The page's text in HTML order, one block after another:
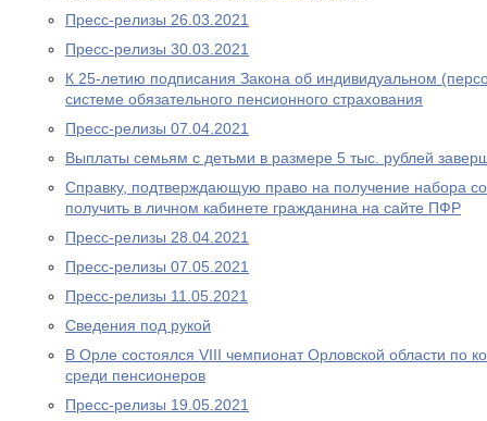
Пресс-релизы 26.03.2021
Пресс-релизы 30.03.2021
К 25-летию подписания Закона об индивидуальном
системе обязательного пенсионного страхования
Пресс-релизы 07.04.2021
Выплаты семьям с детьми в размере 5 тыс. рублей
Справку, подтверждающую право на получение набора
получить в личном кабинете гражданина на сайте ПФР
Пресс-релизы 28.04.2021
Пресс-релизы 07.05.2021
Пресс-релизы 11.05.2021
Сведения под рукой
В Орле состоялся VIII чемпионат Орловской области по
среди пенсионеров
Пресс-релизы 19.05.2021